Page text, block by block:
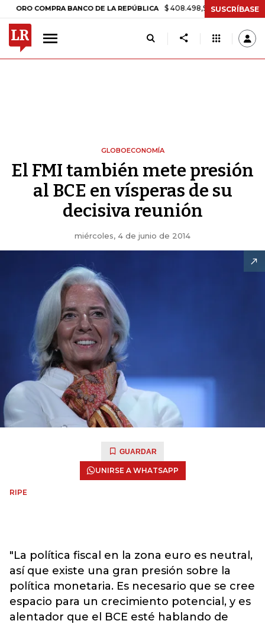
COMPRA BANCO DE LA REPÚBLICA $ 408.498,97 +$ 8.753,81 +2,19%
SUSCRÍBASE
GLOBOECONOMÍA
El FMI también mete presión
al BCE en vísperas de su
decisiva reunión
miércoles, 4 de junio de 2014
GUARDAR
UNIRSE A WHATSAPP
RIPE
"La política fiscal en la zona euro es neutral,
así que existe una gran presión sobre la
política monetaria. Es necesario que se cree
espacio para un crecimiento potencial, y es
alentador que el BCE esté hablando de